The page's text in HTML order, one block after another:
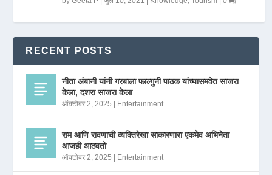
RECENT POSTS
नीता अंबानी यांनी गरबाला फाल्गुनी पाठक यांच्यासमवेत साजरा
केला, दशरा साजरा केला
ऑक्टोबर 2, 2025 Entertainment
राम आणि रावणाची व्यक्तिरेखा साकारणारा एकमेव अभिनेता
आजही आठवतो
ऑक्टोबर 2, 2025 Entertainment